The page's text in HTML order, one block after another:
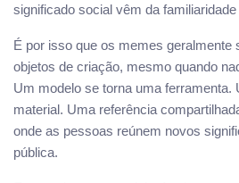
significado social vêm da
É por isso que os memes geralmente
objetos de criação, mesmo quando
Um modelo se torna uma ferramenta.
material. Uma referência
onde as pessoas reúnem novos
pública.